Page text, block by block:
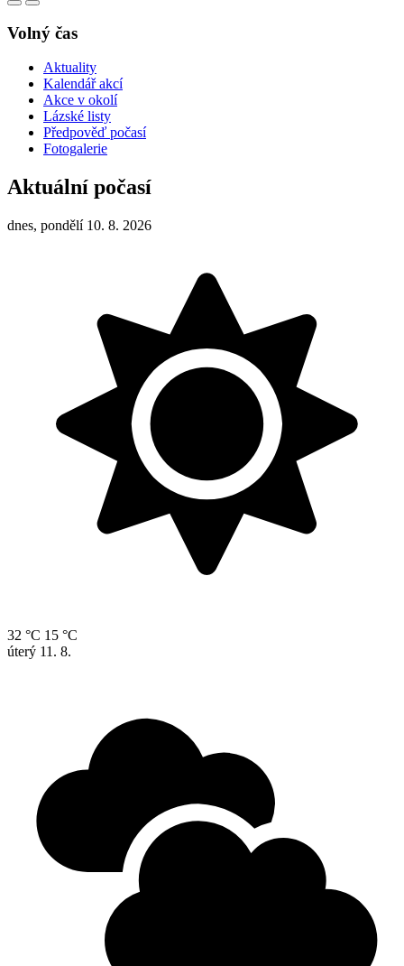
Volný čas
Aktuality
Kalendář akcí
Akce v okolí
Lázské listy
Předpověď počasí
Fotogalerie
Aktuální počasí
dnes, pondělí 10. 8. 2026
32 °C 15 °C
úterý 11. 8.